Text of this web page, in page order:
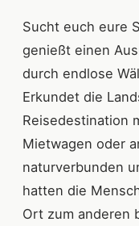
Sucht euch eure
genießt einen
durch endlose
Erkundet die
Reisedestination
Mietwagen oder
naturverbunden
hatten die
Ort zum anderen